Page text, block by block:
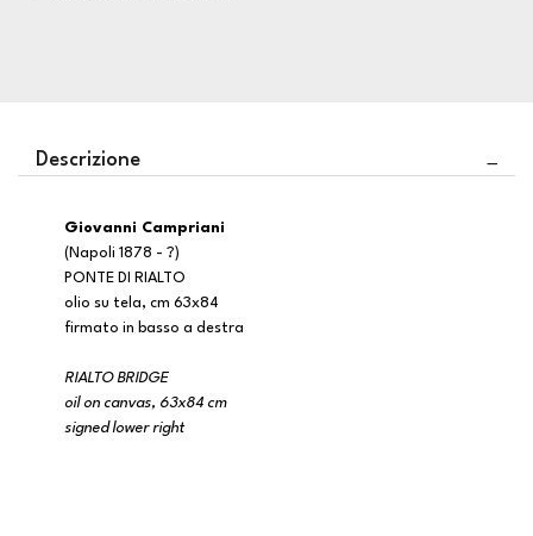
Descrizione
Giovanni Campriani
(Napoli 1878 - ?)
PONTE DI RIALTO
olio su tela, cm 63x84
firmato in basso a destra
RIALTO BRIDGE
oil on canvas, 63x84 cm
signed lower right